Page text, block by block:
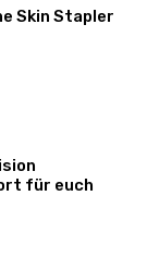
Skin Stapler
für euch